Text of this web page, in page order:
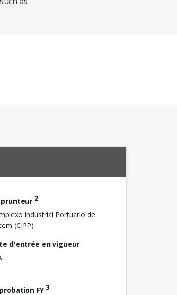
2
Industrial Portuario de
(CIPP)
d'entrée en vigueur
FY3